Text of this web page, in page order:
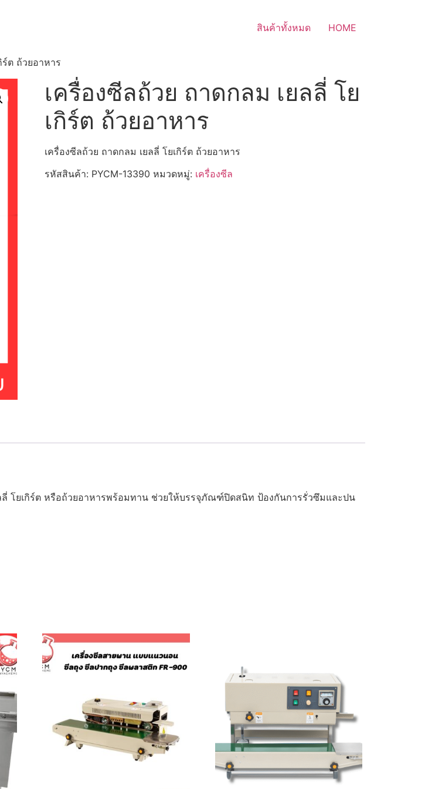
สินค้าทั้งหมด HOME
ร์ต ถ้วยอาหาร
เครื่องซีลถ้วย ถาดกลม เยลลี่ โย
เกิร์ต ถ้วยอาหาร
เครื่องซีลถ้วย ถาดกลม เยลลี่ โยเกิร์ต ถ้วยอาหาร
รหัสสินค้า: PYCM-13390 หมวดหมู่: เครื่องซีล
โยเกิร์ต หรือถ้วยอาหารพร้อมทาน ช่วยให้บรรจุภัณฑ์ปิดสนิท ป้องกันการรั่วซึมและปน